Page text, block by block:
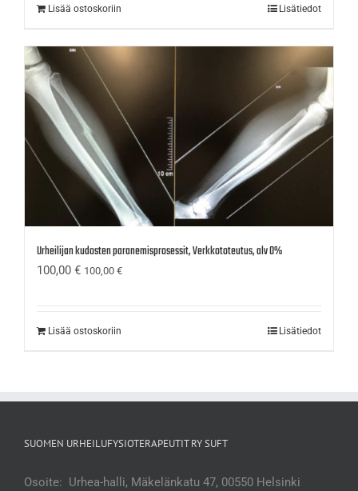
Lisää ostoskoriin Lisätiedot
Urheilijan kudosten paranemisprosessit, Verkkototeutus, alv 0%
100,00 € 100,00 €
Lisää ostoskoriin Lisätiedot
SUOMEN URHEILUFYSIOTERAPEUTIT RY SUFT
Osoite: Urhea-halli, Mäkelänkatu 47, 00550 Helsinki